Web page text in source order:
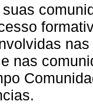
nas